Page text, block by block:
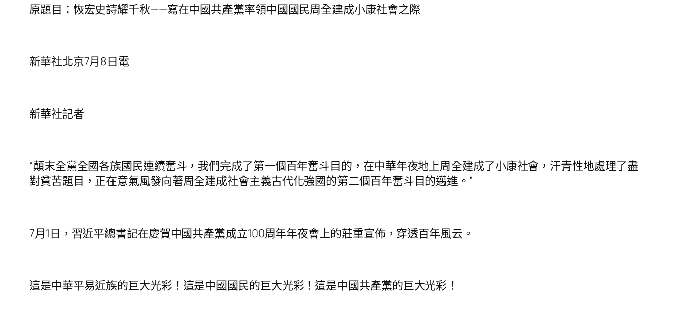
原題目：恢宏史詩耀千秋——寫在中國共產黨率領中國國民周全建成小康社會之際
新華社北京7月8日電
新華社記者
“顛末全黨全國各族國民連續奮斗，我們完成了第一個百年奮斗目的，在中華年夜地上周全建成了小康社會，汗青性地處理了盡
對貧苦題目，正在意氣風發向著周全建成社會主義古代化強國的第二個百年奮斗目的邁進。”
7月1日，習近平總書記在慶賀中國共產黨成立100周年年夜會上的莊重宣佈，穿透百年風云。
這是中華平易近族的巨大光彩！這是中國國民的巨大光彩！這是中國共產黨的巨大光彩！